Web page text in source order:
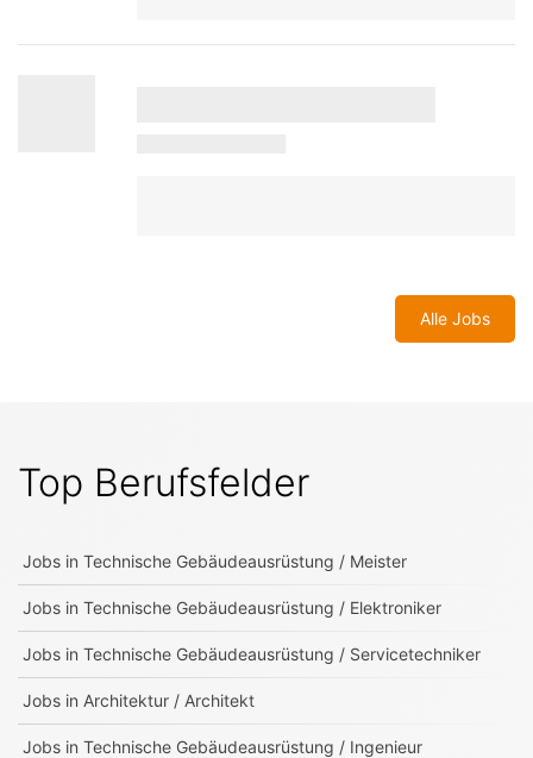
Alle Jobs
Top Berufsfelder
Jobs in Technische Gebäudeausrüstung / Meister
Jobs in Technische Gebäudeausrüstung / Elektroniker
Jobs in Technische Gebäudeausrüstung / Servicetechniker
Jobs in Architektur / Architekt
Jobs in Technische Gebäudeausrüstung / Ingenieur